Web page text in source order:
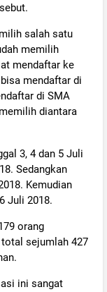
salah satu
memilih
mendaftar ke
mendaftar di
di SMA
diantara
3, 4 dan 5 Juli
Sedangkan
Kemudian
Juli 2018.
orang
sejumlah 427
ini sangat